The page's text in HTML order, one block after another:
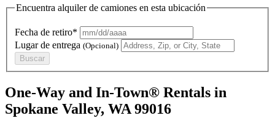
Encuentra alquiler de camiones en esta ubicación
Fecha de retiro*
Lugar de entrega (Opcional)
Buscar
One-Way and In-Town® Rentals in
Spokane Valley, WA 99016